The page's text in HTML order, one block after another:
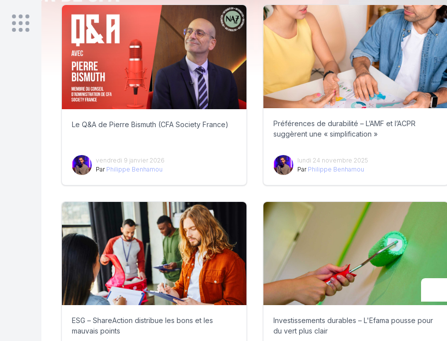
Le Q&A de Pierre Bismuth (CFA Society France)
vendredi 9 janvier 2026
Par Philippe Benhamou
Préférences de durabilité – L’AMF et l’ACPR
suggèrent une « simplification »
lundi 24 novembre 2025
Par Philippe Benhamou
ESG – ShareAction distribue les bons et les
mauvais points
Investissements durables – L'Efama pousse pour
du vert plus clair